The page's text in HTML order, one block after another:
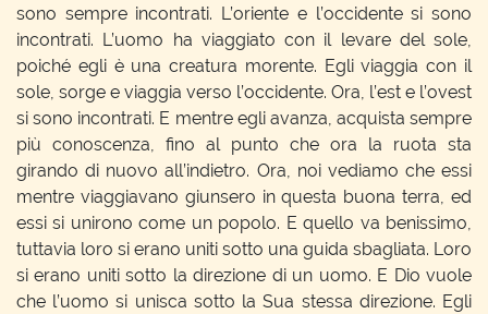
sono sempre incontrati. L’oriente e l’occidente si sono
incontrati. L’uomo ha viaggiato con il levare del sole,
poiché egli è una creatura morente. Egli viaggia con il
sole, sorge e viaggia verso l’occidente. Ora, l’est e l’ovest
si sono incontrati. E mentre egli avanza, acquista sempre
più conoscenza, fino al punto che ora la ruota sta
girando di nuovo all’indietro. Ora, noi vediamo che essi
mentre viaggiavano giunsero in questa buona terra, ed
essi si unirono come un popolo. E quello va benissimo,
tuttavia loro si erano uniti sotto una guida sbagliata. Loro
si erano uniti sotto la direzione di un uomo. E Dio vuole
che l’uomo si unisca sotto la Sua stessa direzione. Egli